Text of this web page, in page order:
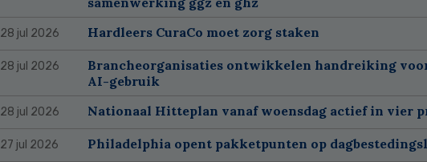
28 jul 2026 Hardleers CuraCo moet zorg staken
28 jul 2026
Brancheorganisaties ontwikkelen handreiking
AI-gebruik
28 jul 2026 Nationaal Hitteplan vanaf woensdag actief in vier
27 jul 2026 Philadelphia opent pakketpunten op